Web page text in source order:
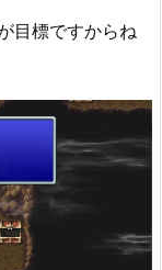
目標ですからね